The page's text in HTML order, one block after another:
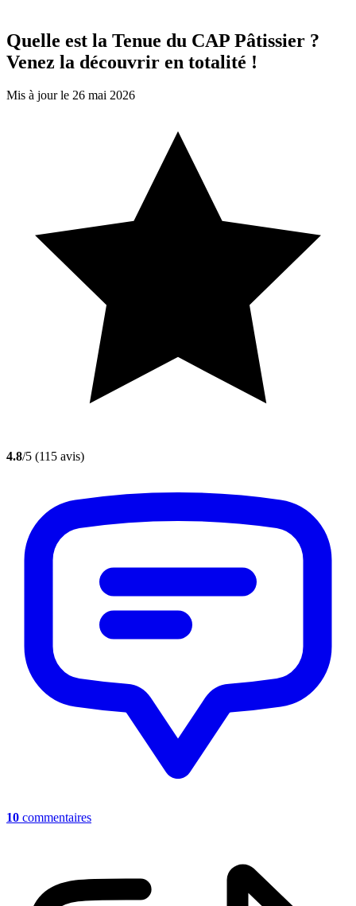
Quelle est la Tenue du CAP Pâtissier ?
Venez la découvrir en totalité !
Mis à jour le 26 mai 2026
4.8/5 (115 avis)
10 commentaires